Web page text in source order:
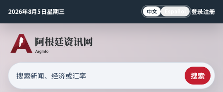
2026年8月5日星期三 中文 登录注册
搜索